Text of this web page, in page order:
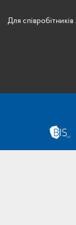
Для співробітників